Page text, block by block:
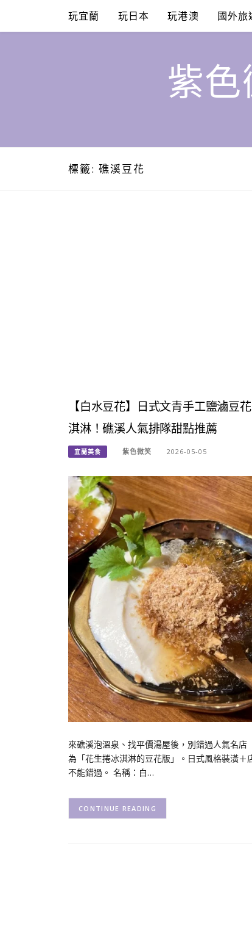
content
玩宜蘭 玩日本 玩港澳 國外旅
紫色
標籤: 礁溪豆花
【白水豆花】日式文青手工鹽滷豆
淇淋！礁溪人氣排隊甜點推薦
宜蘭美食 紫色微笑 2026-05-05
來礁溪泡溫泉、找平價湯屋後，別錯過人氣名
為「花生捲冰淇淋的豆花版」。日式風格裝潢
不能錯過。 名稱：白…
CONTINUE READING